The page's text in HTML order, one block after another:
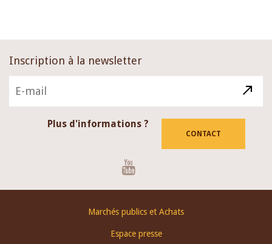
Inscription à la newsletter
Plus d'informations ?
CONTACT
Marchés publics et Achats
Espace presse